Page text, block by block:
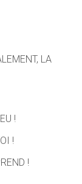
LA
!
!
!